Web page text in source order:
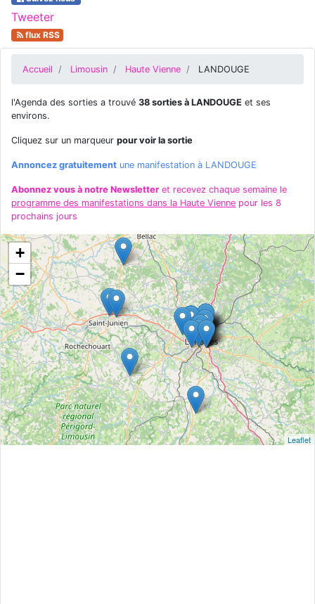
Tweeter
flux RSS
Accueil Limousin Haute Vienne LANDOUGE
l'Agenda des sorties a trouvé 38 sorties à LANDOUGE et ses
environs.
Cliquez sur un marqueur pour voir la sortie
Annoncez gratuitement une manifestation à LANDOUGE
Abonnez vous à notre Newsletter et recevez chaque semaine le
programme des manifestations dans la Haute Vienne pour les 8
prochains jours
+
−
Leaflet